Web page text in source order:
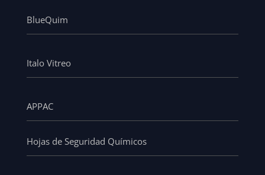
BlueQuim
Italo Vitreo
APPAC
Hojas de Seguridad Químicos